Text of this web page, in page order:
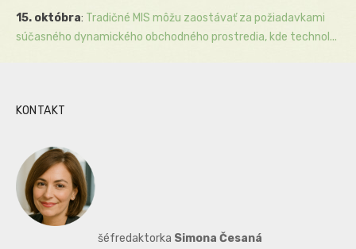
15. októbra: Tradičné MIS môžu zaostávať za požiadavkami
súčasného dynamického obchodného prostredia, kde technol...
KONTAKT
šéfredaktorka Simona Česaná